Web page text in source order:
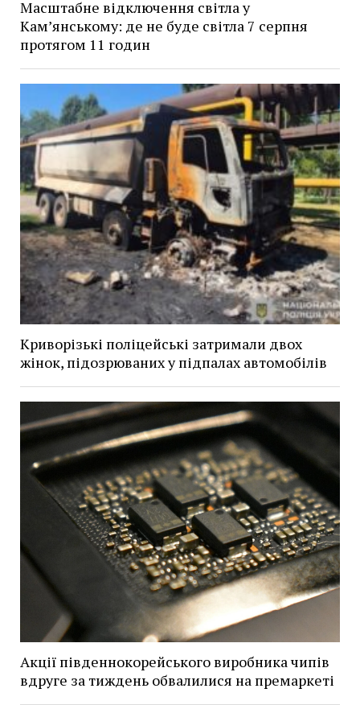
Масштабне відключення світла у
Кам’янському: де не буде світла 7 серпня
протягом 11 годин
Криворізькі поліцейські затримали двох
жінок, підозрюваних у підпалах автомобілів
Акції південнокорейського виробника чипів
вдруге за тиждень обвалилися на премаркеті